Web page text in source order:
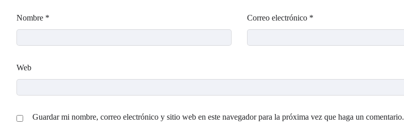
Nombre * Correo electrónico *
Web
Guardar mi nombre, correo electrónico y sitio web en este navegador para la próxima vez que haga un comentario.